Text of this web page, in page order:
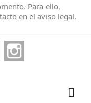
Para ello,
en el aviso legal.
YouTube
